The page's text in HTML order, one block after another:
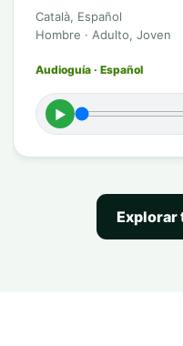
Català, Español
Hombre · Adulto, Joven
Audioguía · Español
►
Explorar